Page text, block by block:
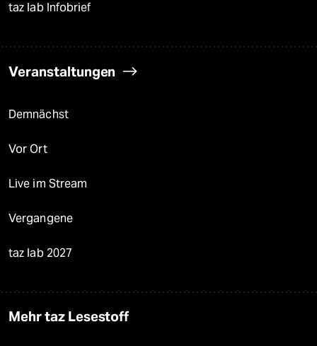
taz lab Infobrief
Veranstaltungen
Demnächst
Vor Ort
Live im Stream
Vergangene
taz lab 2027
Mehr taz Lesestoff